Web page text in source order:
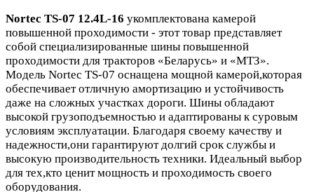
Nortec TS-07 12.4L-16 укомплектована камерой
повышенной проходимости - этот товар представляет
собой специализированные шины повышенной
проходимости для тракторов «Беларусь» и «МТЗ».
Модель Nortec TS-07 оснащена мощной камерой,которая
обеспечивает отличную амортизацию и устойчивость
даже на сложных участках дороги. Шины обладают
высокой грузоподъемностью и адаптированы к суровым
условиям эксплуатации. Благодаря своему качеству и
надежности,они гарантируют долгий срок службы и
высокую производительность техники. Идеальный выбор
для тех,кто ценит мощность и проходимость своего
оборудования.